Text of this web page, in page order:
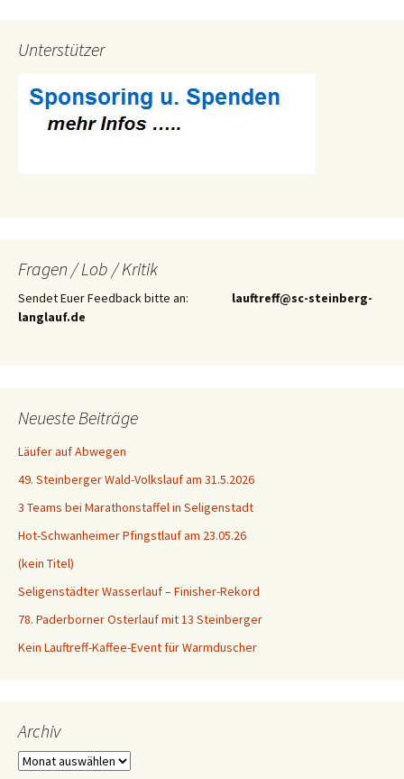
Unterstützer
Fragen / Lob / Kritik
Sendet Euer Feedback bitte an: lauftreff@sc-steinberg-
langlauf.de
Neueste Beiträge
Läufer auf Abwegen
49. Steinberger Wald-Volkslauf am 31.5.2026
3 Teams bei Marathonstaffel in Seligenstadt
Hot-Schwanheimer Pfingstlauf am 23.05.26
(kein Titel)
Seligenstädter Wasserlauf – Finisher-Rekord
78. Paderborner Osterlauf mit 13 Steinberger
Kein Lauftreff-Kaffee-Event für Warmduscher
Archiv
Archiv